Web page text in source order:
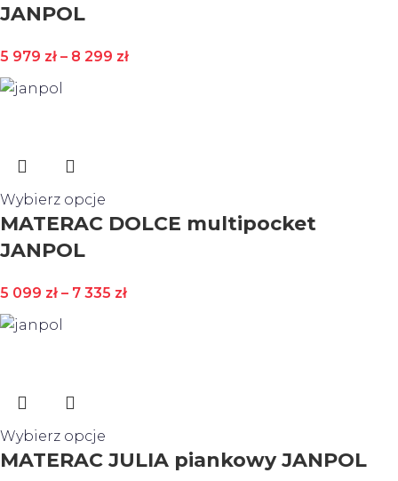
JANPOL
5 979 zł – 8 299 zł
Wybierz opcje
MATERAC DOLCE multipocket
JANPOL
5 099 zł – 7 335 zł
Wybierz opcje
MATERAC JULIA piankowy JANPOL